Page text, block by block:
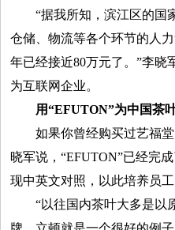
“据我所知，滨江区的国家
仓储、物流等各个环节的人
年已经接近80万元了。”李晓
为互联网企业。
用“EFUTON”为中国茶
如果你曾经购买过艺福堂
晓军说，“EFUTON”已经完
现中英文对照，以此培养员
“以往国内茶叶大多是以原